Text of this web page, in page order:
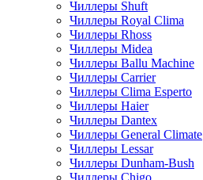
Чиллеры Shuft
Чиллеры Royal Clima
Чиллеры Rhoss
Чиллеры Midea
Чиллеры Ballu Machine
Чиллеры Carrier
Чиллеры Clima Esperto
Чиллеры Haier
Чиллеры Dantex
Чиллеры General Climate
Чиллеры Lessar
Чиллеры Dunham-Bush
Чиллеры Chigo